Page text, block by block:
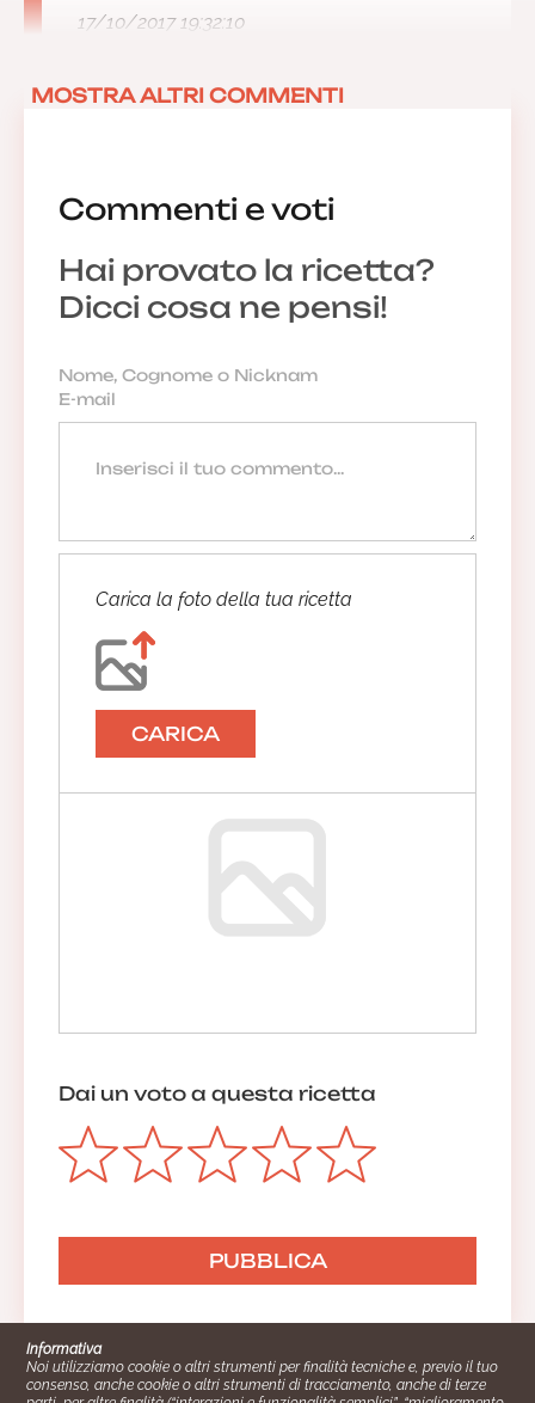
Commenti e voti
Hai provato la ricetta?
Dicci cosa ne pensi!
Carica la foto della tua ricetta
CARICA
Dai un voto a questa ricetta
17/10/2017 19:32:10
MOSTRA ALTRI COMMENTI
Informativa
Noi utilizziamo cookie o altri strumenti per finalità tecniche e, previo il tuo
consenso, anche cookie o altri strumenti di tracciamento, anche di terze